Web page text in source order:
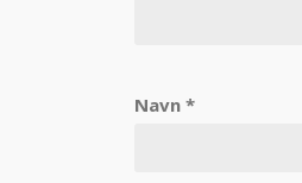
Navn *